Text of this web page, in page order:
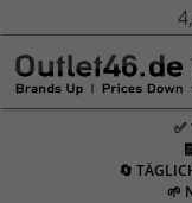
🔄
🌱